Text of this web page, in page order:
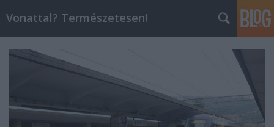
Vonattal? Természetesen!